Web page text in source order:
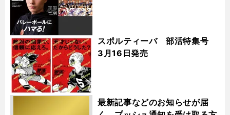
スポルティーバ 部活特集号
3月16日発売
最新記事などのお知らせが届